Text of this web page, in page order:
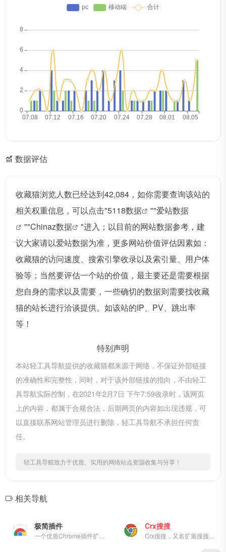
数据评估
收藏猫浏览人数已经达到42,084，如你需要查询该站的
相关权重信息，可以点击"5118数据 ""爱站数据
""Chinaz数据
"进入；以目前的网站数据参考，建
议大家请以爱站数据为准，更多网站价值评估因素如：
收藏猫的访问速度、搜索引擎收录以及索引量、用户体
验等；当然要评估一个站的价值，最主要还是需要根据
您自身的需求以及需要，一些确切的数据则需要找收藏
猫的站长进行洽谈提供。如该站的IP、PV、跳出率
等！
特别声明
本站轻工具导航提供的收藏猫都来源于网络，不保证外部链接
的准确性和完整性，同时，对于该外部链接的指向，不由轻工
具导航实际控制，在2021年2月7日 下午7:59收录时，该网页
上的内容，都属于合规合法，后期网页的内容如出现违规，可
以直接联系网站管理员进行删除，轻工具导航不承担任何责
任。
轻工具导航致力于优质、实用的网络站点资源收集与分享！
相关导航
极简插件 Crx搜搜